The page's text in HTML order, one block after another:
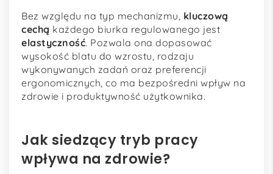
Bez względu na typ mechanizmu, kluczową
cechą każdego biurka regulowanego jest
elastyczność. Pozwala ona dopasować
wysokość blatu do wzrostu, rodzaju
wykonywanych zadań oraz preferencji
ergonomicznych, co ma bezpośredni wpływ na
zdrowie i produktywność użytkownika.
Jak siedzący tryb pracy
wpływa na zdrowie?